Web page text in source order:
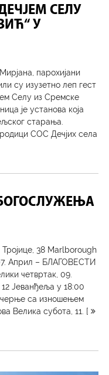
СЕЛУ
У
парохијани
су изузетно леп гест
Селу из Сремске
је установа која
старања.
СОС Дечјих села
38 Marlborough
Април – БЛАГОВЕСТИ
четвртак, 09.
Јеванђеља у 18:00
са изношењем
Велика субота, 11. [